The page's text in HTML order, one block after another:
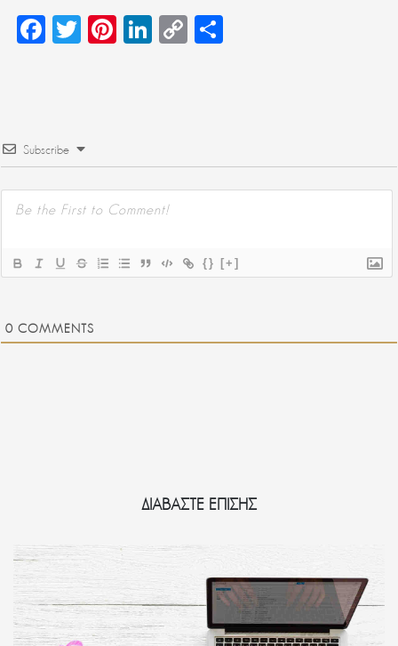
Facebook
TwitterPinterest
LinkedIn
Copy
Subscribe
{} [+]
0 COMMENTS
ΔΙΑΒΑΣΤΕ ΕΠΙΣΗΣ